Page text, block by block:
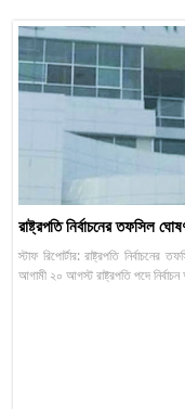
রাষ্ট্রপতি নির্বাচনের তফসিল
স্টাফ রিপোর্টার: রাষ্ট্রপতি
আগামী ২০ আগস্ট রাষ্ট্রপতি পদে